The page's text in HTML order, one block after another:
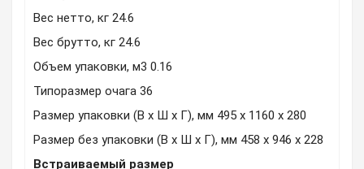
Вес нетто, кг 24.6
Вес брутто, кг 24.6
Объем упаковки, м3 0.16
Типоразмер очага 36
Размер упаковки (В x Ш x Г), мм 495 x 1160 x 280
Размер без упаковки (В x Ш x Г), мм 458 x 946 x 228
Встраиваемый размер